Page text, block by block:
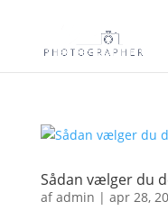
Sådan vælger du
afadmin | apr 28,